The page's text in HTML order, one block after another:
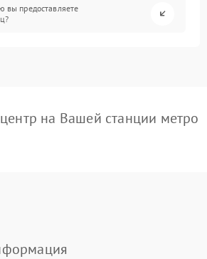
вы предоставляете
на Вашей станции метро